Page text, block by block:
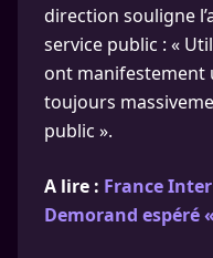
direction souligne
service public : «
ont manifestement
toujours
public ».
A lire : France
Demorand espéré